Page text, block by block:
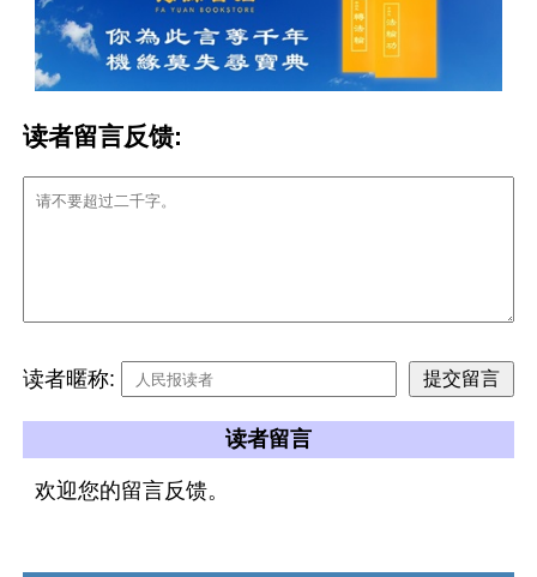
读者留言反馈:
读者暱称:
读者留言
欢迎您的留言反馈。